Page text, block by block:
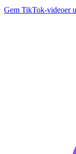
Gem TikTok-videoer